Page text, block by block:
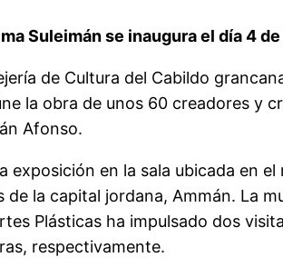
Suleimán se inaugura el día 4
de Cultura del Cabildo
la obra de unos 60 creadores
Afonso.
en la sala ubicada en
la capital jordana, Ammán. La
Plásticas ha impulsado dos
respectivamente.